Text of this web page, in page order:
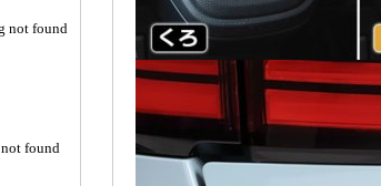
not found
found